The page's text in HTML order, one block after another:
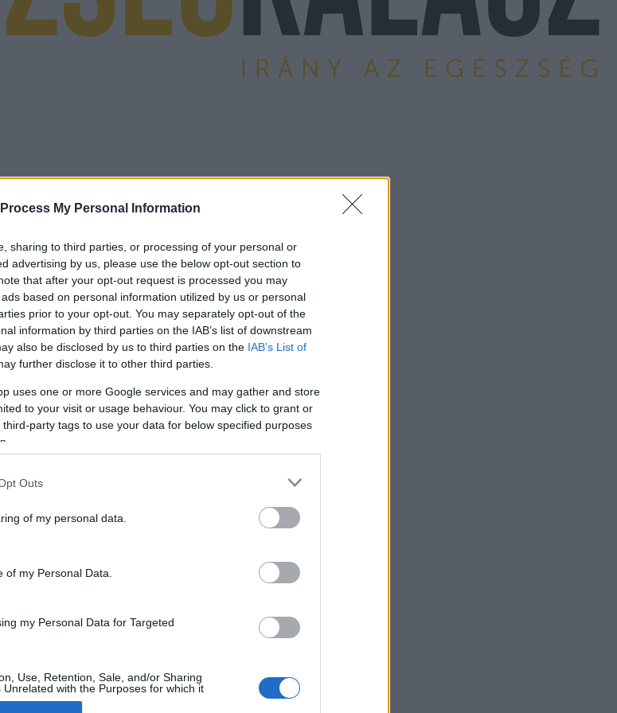
My Personal Information
sharing to third parties, or processing of your personal or
advertising by us, please use the below opt-out section to
that after your opt-out request is processed you may
based on personal information utilized by us or personal
prior to your opt-out. You may separately opt-out of the
information by third parties on the IAB’s list of downstream
also be disclosed by us to third parties on the IAB’s List of
further disclose it to other third parties.
uses one or more Google services and may gather and store
to your visit or usage behaviour. You may click to grant or
party tags to use your data for below specified purposes
Outs
of my personal data.
my Personal Data.
my Personal Data for Targeted
Use, Retention, Sale, and/or Sharing
with the Purposes for which it